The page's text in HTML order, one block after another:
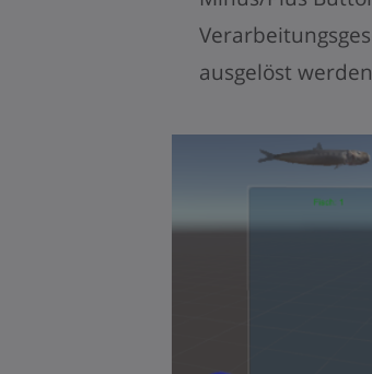
ausgelöst